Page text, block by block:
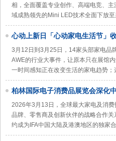
相，全面覆盖专业创作、高端电竞、
域成熟领先的Mini LED技术全面下放
心动上新日「心动家电生活节」
3月12日到3月25日，14家头部家电品
AWE的行业大事件，让原本只在展馆
一时间感知正在改变生活的家电趋势
柏林国际电子消费品展览会深化
2026年3月13日，全球最大家电及消
品牌、零售商及创新伙伴的战略合作
约成为IFA中国大陆及港澳地区的独家